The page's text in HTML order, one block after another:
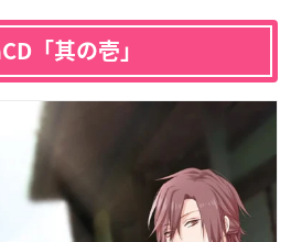
「其の壱」